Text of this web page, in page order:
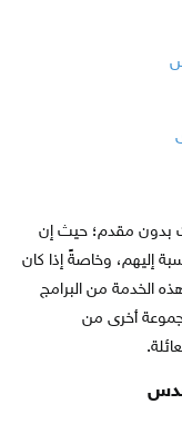
بدون مقدم؛ حيث إن
إليهم، وخاصةً إذا كان
الخدمة من البرامج
أخرى من